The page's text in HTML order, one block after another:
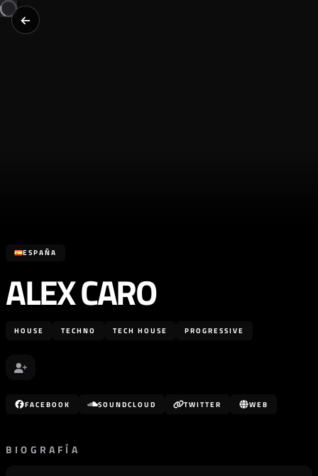
ESPAÑA
ALEX CARO
HOUSE TECHNO TECH HOUSE PROGRESSIVE
FACEBOOK SOUNDCLOUD TWITTER WEB
BIOGRAFÍA